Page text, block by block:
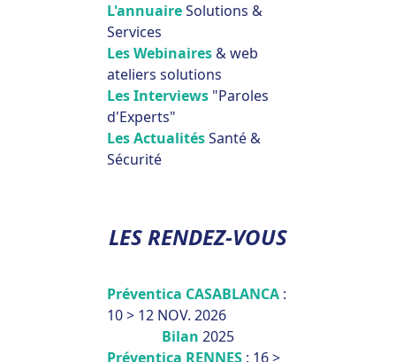
L'annuaireSolutions &
Services
Les Webinaires& web
ateliers solutions
Les Interviews "Paroles
d'Experts"
Les ActualitésSanté &
Sécurité
LES RENDEZ-VOUS
Préventica CASABLANCA :
10 > 12 NOV. 2026
Bilan 2025
Préventica RENNES : 16 >